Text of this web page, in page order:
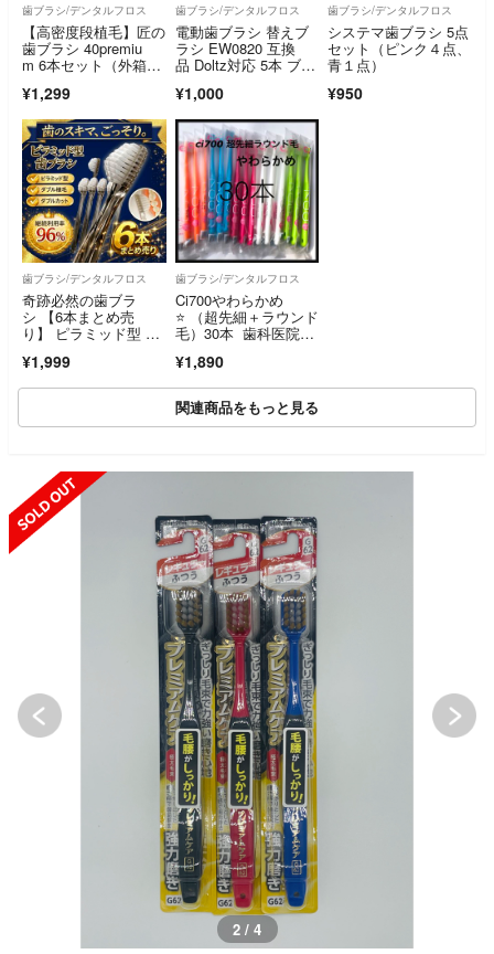
歯ブラシ/デンタルフロス
【高密度段植毛】匠の
歯ブラシ 40premiu
m 6本セット（外箱に
¥1,299
歯ブラシ/デンタルフロス
電動歯ブラシ 替えブ
ラシ EW0820 互換
品 Doltz対応 5本 ブラ
¥1,000
歯ブラシ/デンタルフロス
システマ歯ブラシ 5点
セット（ピンク４点、
青１点）
¥950
歯ブラシ/デンタルフロス
奇跡必然の歯ブラ
シ 【6本まとめ売
り】 ピラミッド型 歯
ち
¥1,999
歯ブラシ/デンタルフロス
Ci700やわらかめ
⭐️ （超先細＋ラウンド
毛）30本 歯科医院専
¥1,890
関連商品をもっと見る
3 / 4